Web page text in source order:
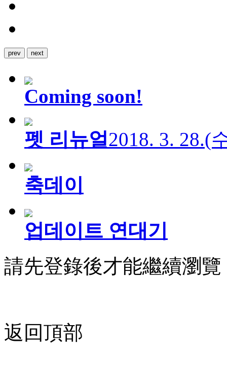
prev next
Coming soon!
펫 리뉴얼2018. 3. 28.(
축데이
업데이트 연대기
請先登錄後才能繼續瀏覽
返回頂部